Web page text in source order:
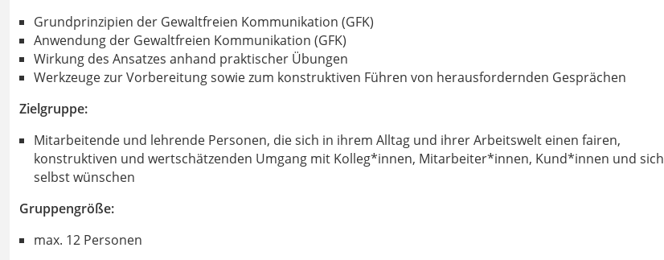
Grundprinzipien der Gewaltfreien Kommunikation (GFK)
Anwendung der Gewaltfreien Kommunikation (GFK)
Wirkung des Ansatzes anhand praktischer Übungen
Werkzeuge zur Vorbereitung sowie zum konstruktiven Führen von herausfordernden Gesprächen
Zielgruppe:
Mitarbeitende und lehrende Personen, die sich in ihrem Alltag und ihrer Arbeitswelt einen fairen,
konstruktiven und wertschätzenden Umgang mit Kolleg*innen, Mitarbeiter*innen, Kund*innen und sich
selbst wünschen
Gruppengröße:
max. 12 Personen